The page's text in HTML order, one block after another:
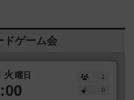
ドゲーム会
火 曜日
1
0